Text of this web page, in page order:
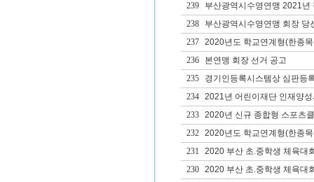
239
부산광역시수영연맹 2021년
238
부산광역시수영연맹 회장 당
237
2020년도 학교연계형(한종
236
본연맹 회장 선거 공고
235
경기인등록시스템상 심판등
234
2021년 어린이재단 인재양
233
2020년 신규 종합형 스포츠
232
2020년도 학교연계형(한종
231
2020 부산 초.중학생 체육대
230
2020 부산 초.중학생 체육대